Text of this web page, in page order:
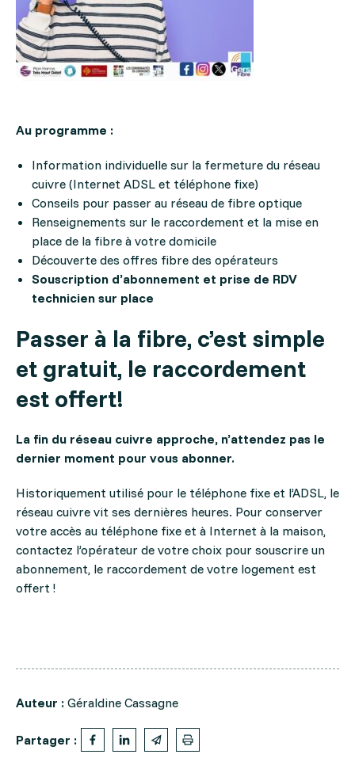
Au programme :
Information individuelle sur la fermeture du réseau
cuivre (Internet ADSL et téléphone fixe)
Conseils pour passer au réseau de fibre optique
Renseignements sur le raccordement et la mise en
place de la fibre à votre domicile
Découverte des offres fibre des opérateurs
Souscription d’abonnement et prise de RDV
technicien sur place
Passer à la fibre, c’est simple
et gratuit, le raccordement
est offert!
La fin du réseau cuivre approche, n’attendez pas le
dernier moment pour vous abonner.
Historiquement utilisé pour le téléphone fixe et l’ADSL, le
réseau cuivre vit ses dernières heures. Pour conserver
votre accès au téléphone fixe et à Internet à la maison,
contactez l’opérateur de votre choix pour souscrire un
abonnement, le raccordement de votre logement est
offert !
Auteur : Géraldine Cassagne
Partager :